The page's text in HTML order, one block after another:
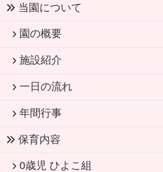
当園について
園の概要
施設紹介
一日の流れ
年間行事
保育内容
0歳児 ひよこ組